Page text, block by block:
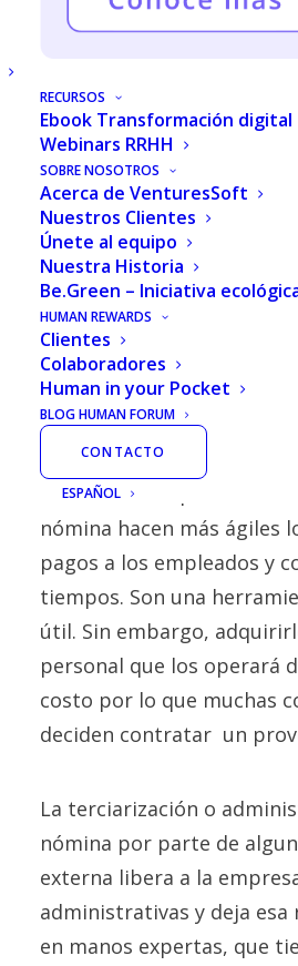
Inteligencia
artificialRECURSOS
Ebook Transformación digital
Webinars RRHH
SOBRE NOSOTROS
Acerca de VenturesSoft
Nuestros Clientes
Únete al equipo
Nuestra Historia
Be.Green – Iniciativa
HUMAN REWARDS
Clientes
Colaboradores
Human in your Pocket
BLOG HUMAN FORUM
CONTACTO
ESPAÑOL
Hoy en día los entornos
volátiles y llenos de
razón es indispensable
den prioridad a sus metas,
ser elevar sus ventas,
de clientes recurrentes o
mercado. Ante ello,
de dejar en manos de otra
manejo de su nómina.
Los softwares para la
nómina hacen más ágiles
pagos a los empleados y
tiempos. Son una
útil. Sin embargo,
personal que los operará
costo por lo que muchas
deciden contratar un
La terciarización o
nómina por parte de
externa libera a la
administrativas y deja esa
en manos expertas, que